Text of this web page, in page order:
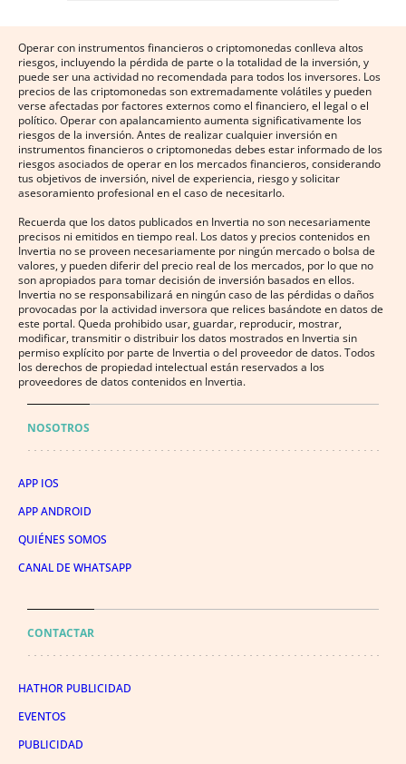
Operar con instrumentos financieros o criptomonedas conlleva altos
riesgos, incluyendo la pérdida de parte o la totalidad de la inversión, y
puede ser una actividad no recomendada para todos los inversores. Los
precios de las criptomonedas son extremadamente volátiles y pueden
verse afectadas por factores externos como el financiero, el legal o el
político. Operar con apalancamiento aumenta significativamente los
riesgos de la inversión. Antes de realizar cualquier inversión en
instrumentos financieros o criptomonedas debes estar informado de los
riesgos asociados de operar en los mercados financieros, considerando
tus objetivos de inversión, nivel de experiencia, riesgo y solicitar
asesoramiento profesional en el caso de necesitarlo.
Recuerda que los datos publicados en Invertia no son necesariamente
precisos ni emitidos en tiempo real. Los datos y precios contenidos en
Invertia no se proveen necesariamente por ningún mercado o bolsa de
valores, y pueden diferir del precio real de los mercados, por lo que no
son apropiados para tomar decisión de inversión basados en ellos.
Invertia no se responsabilizará en ningún caso de las pérdidas o daños
provocadas por la actividad inversora que relices basándote en datos de
este portal. Queda prohibido usar, guardar, reproducir, mostrar,
modificar, transmitir o distribuir los datos mostrados en Invertia sin
permiso explícito por parte de Invertia o del proveedor de datos. Todos
los derechos de propiedad intelectual están reservados a los
proveedores de datos contenidos en Invertia.
NOSOTROS
APP IOS
APP ANDROID
QUIÉNES SOMOS
CANAL DE WHATSAPP
CONTACTAR
HATHOR PUBLICIDAD
EVENTOS
PUBLICIDAD